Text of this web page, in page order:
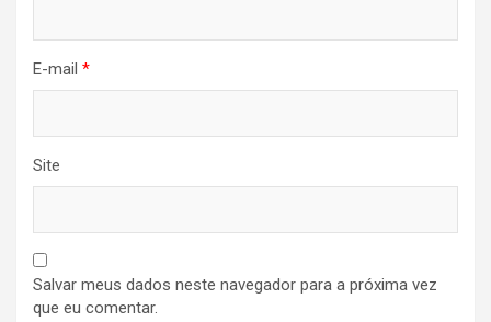
E-mail *
Site
Salvar meus dados neste navegador para a próxima vez
que eu comentar.